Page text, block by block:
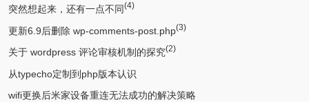
突然想起来，还有一点不同(4)
更新6.9后删除 wp-comments-post.php(3)
关于 wordpress 评论审核机制的探究(2)
从typecho定制到php版本认识
wifi更换后米家设备重连无法成功的解决策略